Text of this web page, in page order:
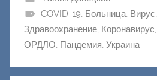
COVID-19, Больница, Вирус,
Здравоохранение, Коронавирус,
ОРДЛО, Пандемия, Украина